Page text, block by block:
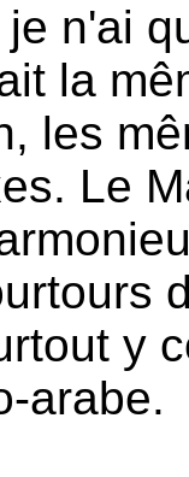
n'ai
la
les
Le
y
arabe.